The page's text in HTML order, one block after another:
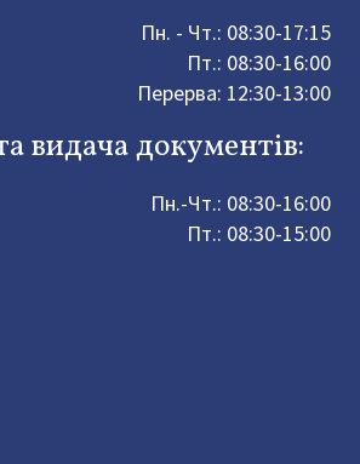
Пн. - Чт.: 08:30-17:15
Пт.: 08:30-16:00
Перерва: 12:30-13:00
видача документів:
Пн.-Чт.: 08:30-16:00
Пт.: 08:30-15:00